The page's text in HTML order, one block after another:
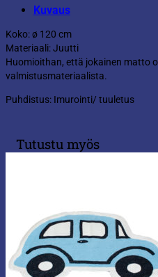
Kuvaus
Koko: ø 120 cm
Materiaali: Juutti
Huomioithan, että jokainen matto
valmistusmateriaalista.
Puhdistus: Imurointi/ tuuletus
Tutustu myös